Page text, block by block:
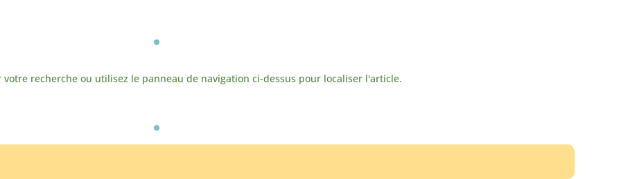
recherche ou utilisez le panneau de navigation ci-dessus pour localiser l'article.